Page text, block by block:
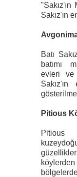
"Sakız'ın
Sakız'ın
Batı
batımı
evleri ve
Pitious
Pitious